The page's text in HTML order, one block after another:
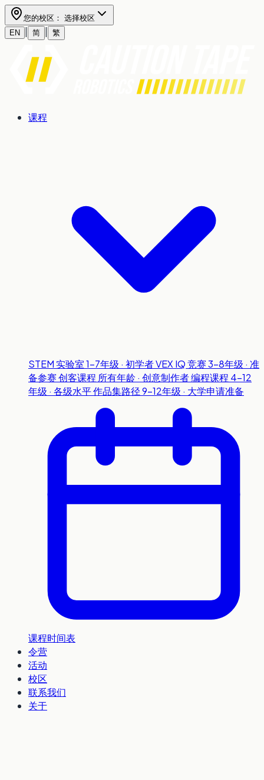
您的校区： 选择校区
EN
简 繁
课程
STEM 实验室1-7年级 · 初学者VEX IQ 竞赛3-8年级 · 准
备参赛创客课程 所有年龄 · 创意制作者编程课程 4-12
年级 · 各级水平作品集路径9-12年级 · 大学申请准备
课程时间表
令营
活动
校区
联系我们
关于